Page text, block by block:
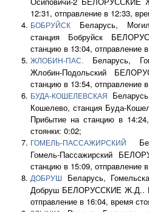
12:31, отправление в 12:33,
БОБРУЙСК
Беларусь,
станция Бобруйск
станцию в 13:04, отправление
ЖЛОБИН-ПАС.
Беларусь,
Жлобин-Подольский
станцию в 13:54, отправление
БУДА-КОШЕЛЕВСКАЯ
Кошелево, станция Буда-
Прибытие на станцию в
стоянки: 0:02;
ГОМЕЛЬ-ПАССАЖИРСКИЙ
Гомель-Пассажирский
станцию в 15:09, отправление
ДОБРУШ
Беларусь,
Добруш БЕЛОРУССКИЕ Ж.Д..
отправление в 16:04, время